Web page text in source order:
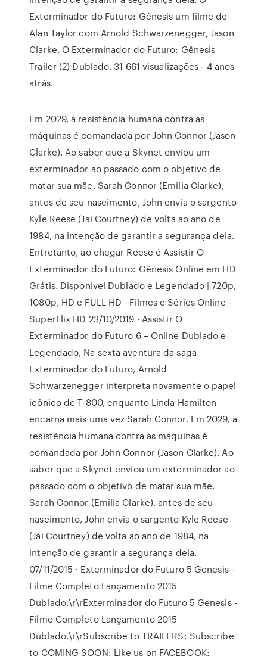
Exterminador do Futuro: Gênesis um filme de
Alan Taylor com Arnold Schwarzenegger, Jason
Clarke. O Exterminador do Futuro: Gênesis
Trailer (2) Dublado. 31 661 visualizações - 4 anos
atrás.
Em 2029, a resistência humana contra as
máquinas é comandada por John Connor (Jason
Clarke). Ao saber que a Skynet enviou um
exterminador ao passado com o objetivo de
matar sua mãe, Sarah Connor (Emilia Clarke),
antes de seu nascimento, John envia o sargento
Kyle Reese (Jai Courtney) de volta ao ano de
1984, na intenção de garantir a segurança dela.
Entretanto, ao chegar Reese é Assistir O
Exterminador do Futuro: Gênesis Online em HD
Grátis. Disponivel Dublado e Legendado | 720p,
1080p, HD e FULL HD - Filmes e Séries Online -
SuperFlix HD 23/10/2019 · Assistir O
Exterminador do Futuro 6 – Online Dublado e
Legendado, Na sexta aventura da saga
Exterminador do Futuro, Arnold
Schwarzenegger interpreta novamente o papel
icônico de T-800, enquanto Linda Hamilton
encarna mais uma vez Sarah Connor. Em 2029, a
resistência humana contra as máquinas é
comandada por John Connor (Jason Clarke). Ao
saber que a Skynet enviou um exterminador ao
passado com o objetivo de matar sua mãe,
Sarah Connor (Emilia Clarke), antes de seu
nascimento, John envia o sargento Kyle Reese
(Jai Courtney) de volta ao ano de 1984, na
intenção de garantir a segurança dela.
07/11/2015 · Exterminador do Futuro 5 Genesis -
Filme Completo Lançamento 2015
Dublado.\r\rExterminador do Futuro 5 Genesis -
Filme Completo Lançamento 2015
Dublado.\r\rSubscribe to TRAILERS: Subscribe
to COMING SOON: Like us on FACEBOOK: